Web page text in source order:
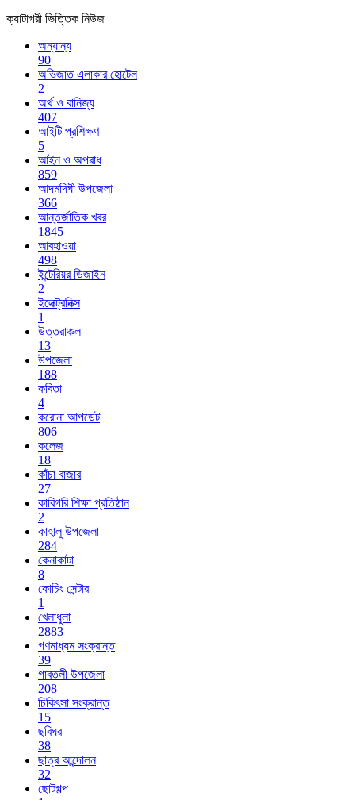
ক্যাটাগরী ভিত্তিক নিউজ
অন্যান্য
90
অভিজাত এলাকার হোটেল
2
অর্থ ও বানিজ্য
407
আইটি প্রশিক্ষণ
5
আইন ও অপরাধ
859
আদমদিঘী উপজেলা
366
আন্তর্জাতিক খবর
1845
আবহাওয়া
498
ইন্টেরিয়র ডিজাইন
2
ইলেক্ট্রনিক্স
1
উত্তরাঞ্চল
13
উপজেলা
188
কবিতা
4
করোনা আপডেট
806
কলেজ
18
কাঁচা বাজার
27
কারিগরি শিক্ষা প্রতিষ্ঠান
2
কাহালু উপজেলা
284
কেনাকাটা
8
কোচিং সেন্টার
1
খেলাধুলা
2883
গণমাধ্যম সংক্রান্ত
39
গাবতলী উপজেলা
208
চিকিৎসা সংক্রান্ত
15
ছবিঘর
38
ছাত্র আন্দোলন
32
ছোটগল্প